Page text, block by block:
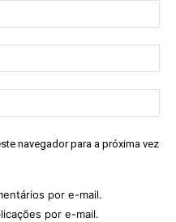
navegador para a próxima vez
por e-mail.
por e-mail.